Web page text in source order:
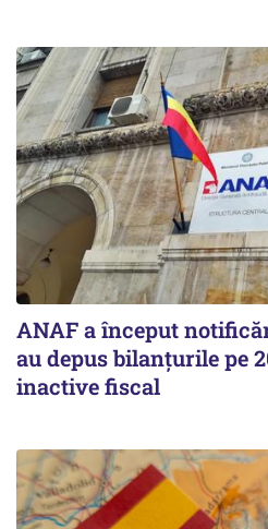
ANAF a început
au depus bilanțurile pe
inactive fiscal